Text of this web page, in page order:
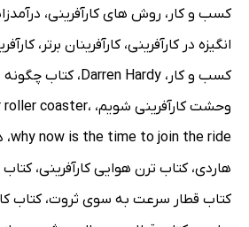
کسب و کار ، روش های کارآفرینی،
انگیزه در کارآفرینی،کارآفرینان برتر ،
کسب و کار ، Darren Hardy،کتاب چگونه
وحشت کارآفرینی شویم، roller coaster،
why now is the time to join the ride،
هاردی،کتاب ترن هوایی کارآفرینی،کتاب
کتاب قطار سرعت به سوی ثروت،کتاب